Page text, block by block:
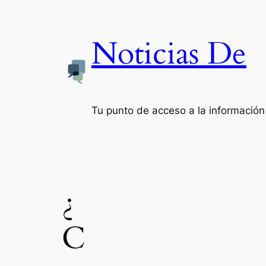
Noticias De
Tu punto de acceso a la información
¿
C